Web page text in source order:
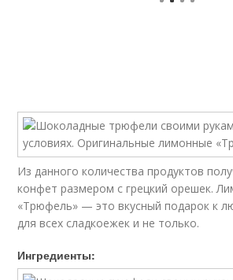
Из данного количества продуктов
конфет размером с грецкий орешек.
«Трюфель» — это вкусный подарок к
для всех сладкоежек и не только.
Ингредиенты: